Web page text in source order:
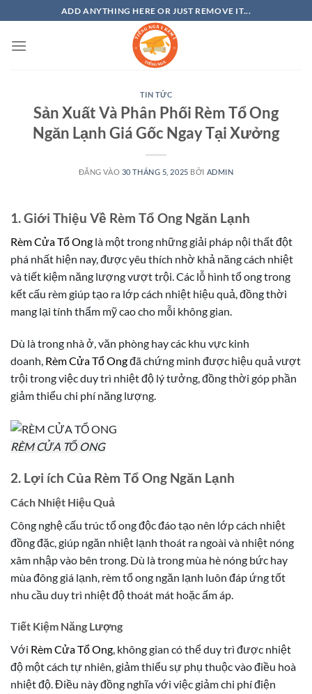
qua
nội
ADD ANYTHING HERE OR JUST REMOVE IT...
TIN TỨC
Sản Xuất Và Phân Phối Rèm Tổ Ong
Ngăn Lạnh Giá Gốc Ngay Tại Xưởng
ĐĂNG VÀO 30 THÁNG 5, 2025 BỞI ADMIN
1. Giới Thiệu Về Rèm Tổ Ong Ngăn Lạnh
Rèm Cửa Tổ Ong là một trong những giải pháp nội thất đột
phá nhất hiện nay, được yêu thích nhờ khả năng cách nhiệt
và tiết kiệm năng lượng vượt trội. Các lỗ hình tổ ong trong
kết cấu rèm giúp tạo ra lớp cách nhiệt hiệu quả, đồng thời
mang lại tính thẩm mỹ cao cho mỗi không gian.
Dù là trong nhà ở, văn phòng hay các khu vực kinh
doanh, Rèm Cửa Tổ Ongđã chứng minh được hiệu quả vượt
trội trong việc duy trì nhiệt độ lý tưởng, đồng thời góp phần
giảm thiểu chi phí năng lượng.
RÈM CỬA TỔ ONG
2. Lợi ích Của Rèm Tổ Ong Ngăn Lạnh
Cách Nhiệt Hiệu Quả
Công nghệ cấu trúc tổ ong độc đáo tạo nên lớp cách nhiệt
đồng đặc, giúp ngăn nhiệt lạnh thoát ra ngoài và nhiệt nóng
xâm nhập vào bên trong. Dù là trong mùa hè nóng bức hay
mùa đông giá lạnh, rèm tổ ong ngăn lạnh luôn đáp ứng tốt
nhu cầu duy trì nhiệt độ thoát mát hoặc ấm áp.
Tiết Kiệm Năng Lượng
Với Rèm Cửa Tổ Ong, không gian có thể duy trì được nhiệt
độ một cách tự nhiên, giảm thiểu sự phụ thuộc vào điều hoà
nhiệt độ. Điều này đồng nghĩa với việc giảm chi phí điện